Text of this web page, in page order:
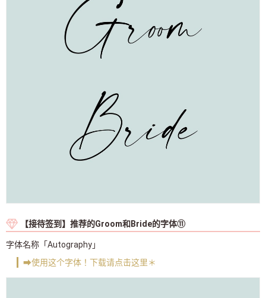
【接待签到】推荐的Groom和Bride的字体⑪
字体名称「Autography」
➡使用这个字体！下载请点击这里＊